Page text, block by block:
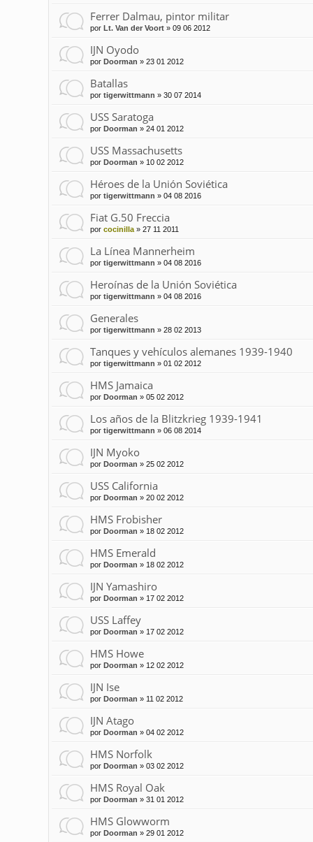
Ferrer Dalmau, pintor militar
por Lt. Van der Voort» 09 06 2012
IJN Oyodo
por Doorman » 23 01 2012
Batallas
por tigerwittmann » 30 07 2014
USS Saratoga
por Doorman » 24 01 2012
USS Massachusetts
por Doorman » 10 02 2012
Héroes de la Unión Soviética
por tigerwittmann » 04 08 2016
Fiat G.50 Freccia
por cocinilla» 27 11 2011
La Línea Mannerheim
por tigerwittmann » 04 08 2016
Heroínas de la Unión Soviética
por tigerwittmann » 04 08 2016
Generales
por tigerwittmann » 28 02 2013
Tanques y vehículos alemanes 1939-1940
por tigerwittmann » 01 02 2012
HMS Jamaica
por Doorman » 05 02 2012
Los años de la Blitzkrieg 1939-1941
por tigerwittmann » 06 08 2014
IJN Myoko
por Doorman » 25 02 2012
USS California
por Doorman » 20 02 2012
HMS Frobisher
por Doorman » 18 02 2012
HMS Emerald
por Doorman » 18 02 2012
IJN Yamashiro
por Doorman » 17 02 2012
USS Laffey
por Doorman » 17 02 2012
HMS Howe
por Doorman » 12 02 2012
IJN Ise
por Doorman » 11 02 2012
IJN Atago
por Doorman » 04 02 2012
HMS Norfolk
por Doorman » 03 02 2012
HMS Royal Oak
por Doorman » 31 01 2012
HMS Glowworm
por Doorman » 29 01 2012